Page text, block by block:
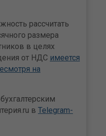
рассчитать
размера
в целях
от НДС имеется
на
в Telegram-